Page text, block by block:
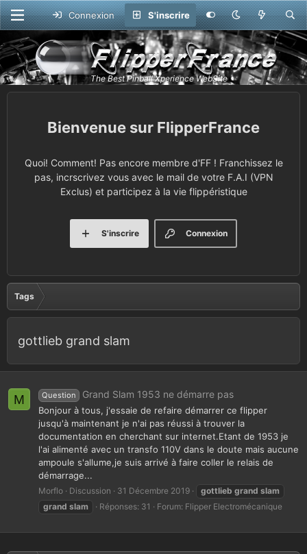
Connexion S'inscrire
FlipperFrance
Quoi! Comment! Pas encore membre d'FF ! Franchissez le
pas, incrscrivez vous avec le mail de votre F.A.I (VPN
Exclus) et participez à la vie flippéristique
Connexion
S'inscrire
Tags
gottlieb grand slam
M Question Grand Slam 1953 ne démarre pas
Bonjour à tous, j'essaie de refaire démarrer ce flipper
jusqu'à maintenant je n'ai pas réussi à trouver la
documentation en cherchant sur internet.Etant de 1953 je
l'ai alimenté avec un transfo 110V dans le doute mais aucune
ampoule s'allume,je suis arrivé à faire coller le relais de
démarrage...
Morflo Discussion 31 Décembre 2019 gottlieb grand slam
grand slam Réponses: 31 Forum: Flipper Electromécanique